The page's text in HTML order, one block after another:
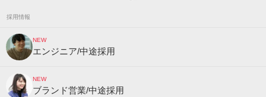
採用情報
NEW
エンジニア/中途採用
NEW
ブランド営業/中途採用